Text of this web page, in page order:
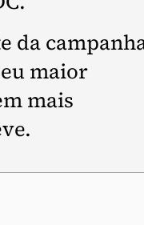
da
maior
mais